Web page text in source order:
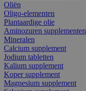
Oliën
Oligo-elementen
Plantaardige olie
Aminozuren supplementen
Mineralen
Calcium supplement
Jodium tabletten
Kalium supplement
Koper supplement
Magnesium supplement